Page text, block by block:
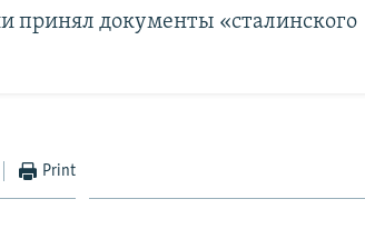
принял документы «сталинского
Print